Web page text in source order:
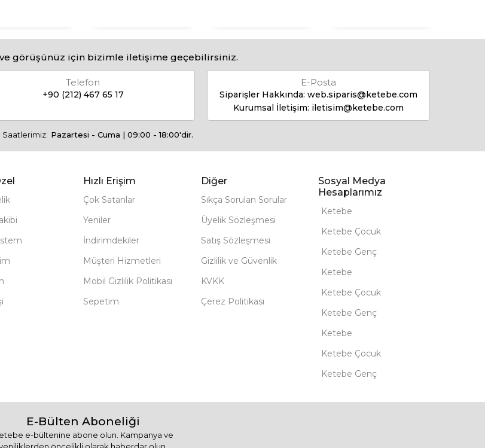
görüşünüz için bizimle iletişime geçebilirsiniz.
Telefon
+90 (212) 467 65 17
E-Posta
Siparişler Hakkında: web.siparis@ketebe.com
Kurumsal İletişim: iletisim@ketebe.com
Saatlerimiz: Pazartesi - Cuma | 09:00 - 18:00'dir.
Hızlı Erişim
Çok Satanlar
Yeniler
İndirimdekiler
Müşteri Hizmetleri
Mobil Gizlilik Politikası
Sepetim
Diğer
Sıkça Sorulan Sorular
Üyelik Sözleşmesi
Satış Sözleşmesi
Gizlilik ve Güvenlik
KVKK
Çerez Politikası
Sosyal Medya
Hesaplarımız
Ketebe
Ketebe Çocuk
Ketebe Genç
Ketebe
Ketebe Çocuk
Ketebe Genç
Ketebe
Ketebe Çocuk
Ketebe Genç
E-Bülten Aboneliği
e-bültenine abone olun. Kampanya ve